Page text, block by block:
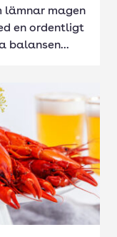
lämnar magen
en ordentligt
balansen...